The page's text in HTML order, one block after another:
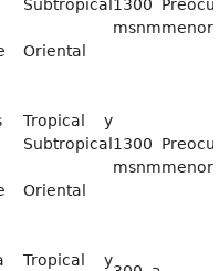
Subtropical
Oriental
1300
msnmmenor
Tropical y
Subtropical
Oriental
1300
msnmmenor
Tropical y